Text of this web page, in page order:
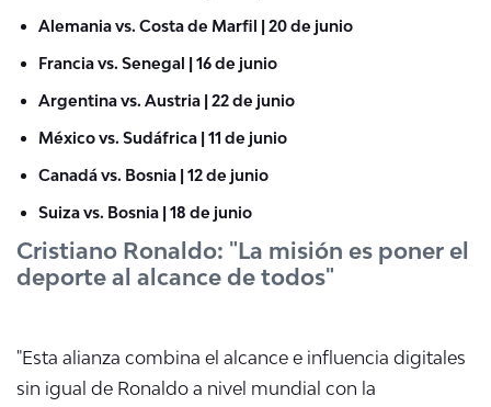
Alemania vs. Costa de Marfil | 20 de junio
Francia vs. Senegal | 16 de junio
Argentina vs. Austria | 22 de junio
México vs. Sudáfrica | 11 de junio
Canadá vs. Bosnia | 12 de junio
Suiza vs. Bosnia | 18 de junio
Cristiano Ronaldo: "La misión es poner el
deporte al alcance de todos"
"Esta alianza combina el alcance e influencia digitales
sin igual de Ronaldo a nivel mundial con la